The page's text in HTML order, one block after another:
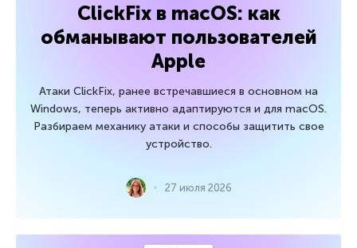
ClickFix в macOS: как
обманывают пользователей
Apple
Атаки ClickFix, ранее встречавшиеся в основном на
Windows, теперь активно адаптируются и для macOS.
Разбираем механику атаки и способы защитить свое
устройство.
27 июля 2026